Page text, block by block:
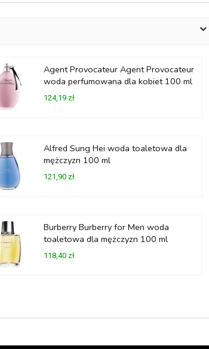
Agent Provocateur Agent Provocateur
woda perfumowana dla kobiet 100 ml
124,19 zł
Alfred Sung Hei woda toaletowa dla
mężczyzn 100 ml
121,90 zł
Burberry Burberry for Men woda
toaletowa dla mężczyzn 100 ml
118,40 zł